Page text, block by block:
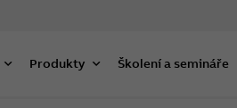
Produkty Školení a semináře